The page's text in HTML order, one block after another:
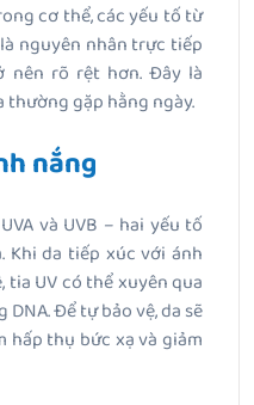
cơ thể, các yếu tố từ
nguyên nhân trực tiếp
nên rõ rệt hơn. Đây là
gặp hằng ngày.
nắng
và UVB – hai yếu tố
Khi da tiếp xúc với ánh
tia UV có thể xuyên qua
Để tự bảo vệ, da sẽ
hấp thụ bức xạ và giảm